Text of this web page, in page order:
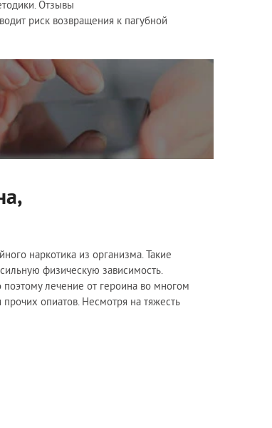
Отзывы
риск возвращения к пагубной
наркотика из организма. Такие
физическую зависимость.
лечение от героина во многом
опиатов. Несмотря на тяжесть
Позвоните мне!
Нажимая на кнопку "Позвоните мне